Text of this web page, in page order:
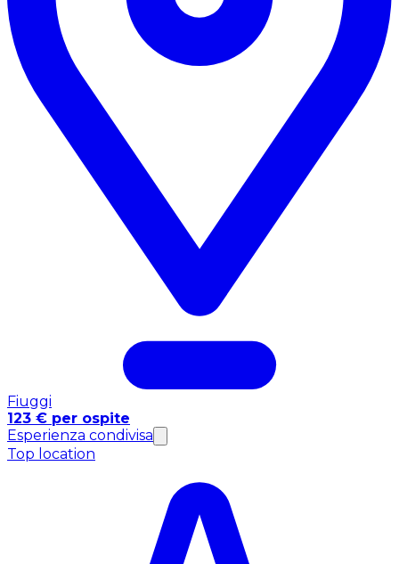
Fiuggi
123 € per ospite
Esperienza condivisa
Top location